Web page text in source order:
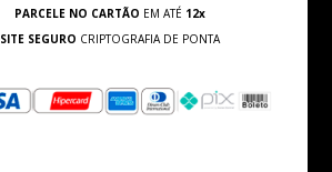
PARCELE NO CARTÃO EM ATÉ 12x
SITE SEGURO CRIPTOGRAFIA DE PONTA